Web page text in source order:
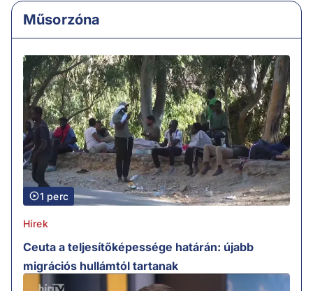
Műsorzóna
1 perc
Hírek
Ceuta a teljesítőképessége határán: újabb
migrációs hullámtól tartanak